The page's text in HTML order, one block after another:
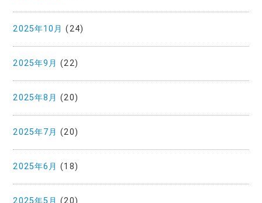
2025年10月 (24)
2025年9月 (22)
2025年8月 (20)
2025年7月 (20)
2025年6月 (18)
2025年5月 (20)